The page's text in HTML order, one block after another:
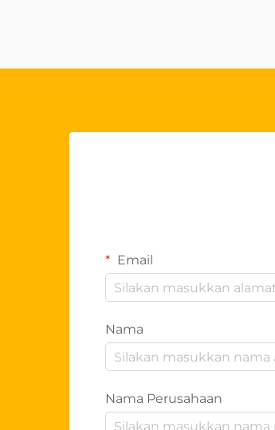
Email
Nama
Nama Perusahaan